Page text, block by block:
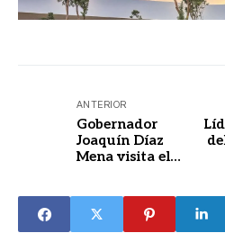
ANTERIOR
Gobernador
Joaquín Díaz
Mena visita el
Magallanes